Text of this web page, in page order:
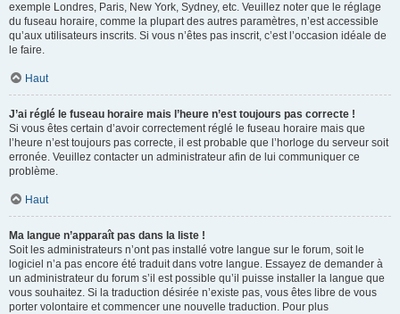
exemple Londres, Paris, New York, Sydney, etc. Veuillez noter que le réglage
du fuseau horaire, comme la plupart des autres paramètres, n’est accessible
qu’aux utilisateurs inscrits. Si vous n’êtes pas inscrit, c’est l’occasion idéale de
le faire.
Haut
J’ai réglé le fuseau horaire mais l’heure n’est toujours pas correcte !
Si vous êtes certain d’avoir correctement réglé le fuseau horaire mais que
l’heure n’est toujours pas correcte, il est probable que l’horloge du serveur soit
erronée. Veuillez contacter un administrateur afin de lui communiquer ce
problème.
Haut
Ma langue n’apparaît pas dans la liste !
Soit les administrateurs n’ont pas installé votre langue sur le forum, soit le
logiciel n’a pas encore été traduit dans votre langue. Essayez de demander à
un administrateur du forum s’il est possible qu’il puisse installer la langue que
vous souhaitez. Si la traduction désirée n’existe pas, vous êtes libre de vous
porter volontaire et commencer une nouvelle traduction. Pour plus